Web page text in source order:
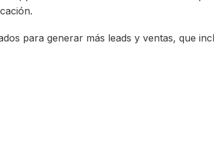
para generar más leads y ventas, que